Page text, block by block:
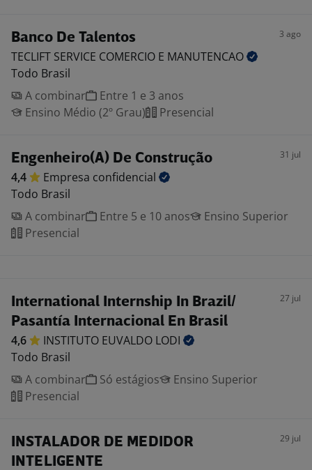
Banco De Talentos 3 ago
TECLIFT SERVICE COMERCIO E MANUTENCAO
Todo Brasil
A combinar
Entre 1 e 3 anos
Ensino Médio (2º Grau)
Presencial
Engenheiro(A) De Construção 31 jul
4,4 Empresa confidencial
Todo Brasil
A combinar
Entre 5 e 10 anos
Ensino Superior
Presencial
International Internship In Brazil/
Pasantía Internacional En Brasil
27 jul
4,6 INSTITUTO EUVALDO LODI
Todo Brasil
A combinar
Só estágios
Ensino Superior
Presencial
INSTALADOR DE MEDIDOR
INTELIGENTE
29 jul